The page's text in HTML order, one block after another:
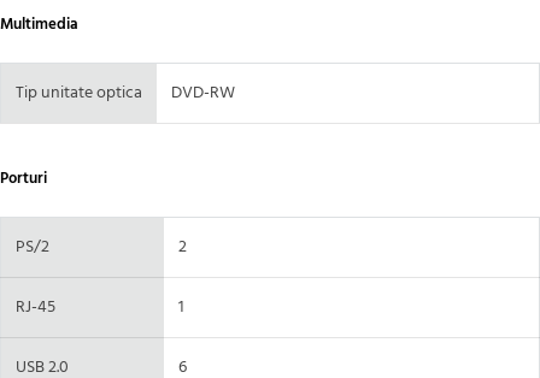
Multimedia
Tip unitate optica DVD-RW
Porturi
PS/2 2
RJ-45 1
USB 2.0 6